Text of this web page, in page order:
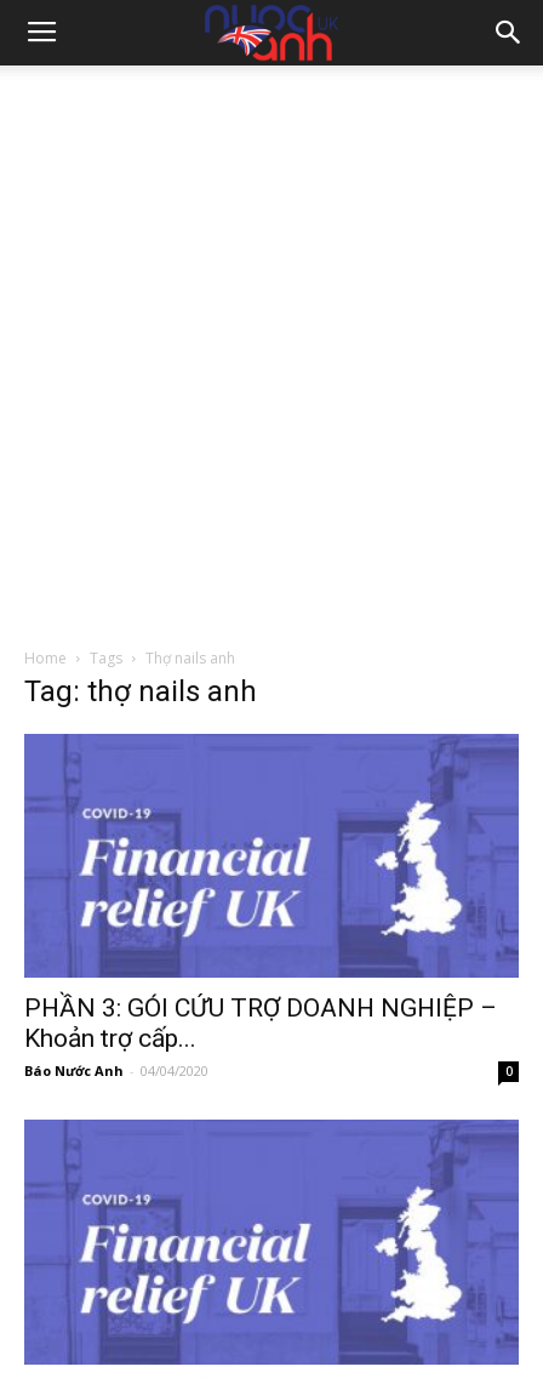
Home Tags Thợ nails anh
Tag: thợ nails anh
PHẦN 3: GÓI CỨU TRỢ DOANH NGHIỆP –
Khoản trợ cấp...
Báo Nước Anh - 04/04/2020 0